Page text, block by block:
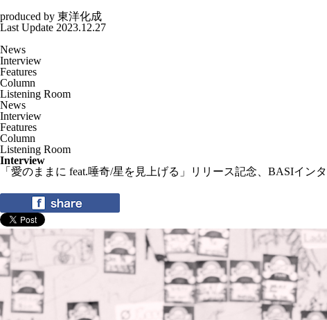
produced by 東洋化成
Last Update 2023.12.27
News
Interview
Features
Column
Listening Room
News
Interview
Features
Column
Listening Room
Interview
「愛のままに feat.唾奇/星を見上げる」リリース記念、BASIイン